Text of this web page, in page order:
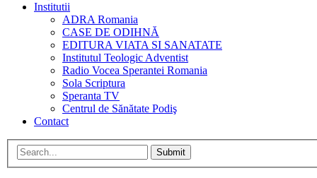
Institutii
ADRA Romania
CASE DE ODIHNĂ
EDITURA VIATA SI SANATATE
Institutul Teologic Adventist
Radio Vocea Sperantei Romania
Sola Scriptura
Speranta TV
Centrul de Sănătate Podiş
Contact
Submit